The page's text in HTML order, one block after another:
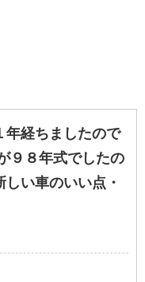
年経ちましたので
９８年式でしたの
い車のいい点・